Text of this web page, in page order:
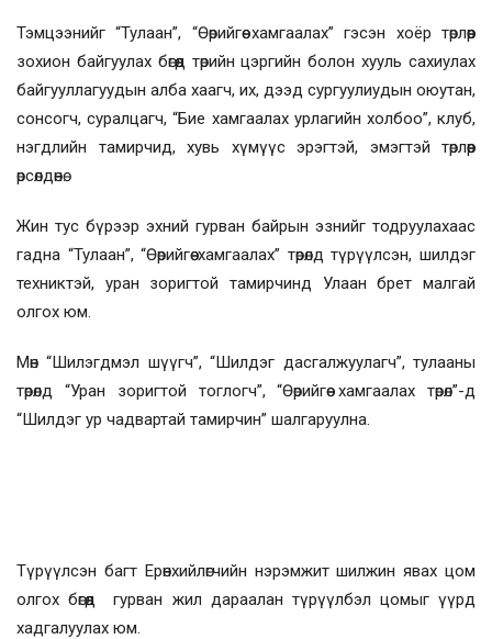
Тэмцээнийг “Тулаан”, “Өөрийгөө хамгаалах” гэсэн хоёр төрлөөр
зохион байгуулах бөгөөд төрийн цэргийн болон хууль сахиулах
байгууллагуудын алба хаагч, их, дээд сургуулиудын оюутан,
сонсогч, суралцагч, “Бие хамгаалах урлагийн холбоо”, клуб,
нэгдлийн тамирчид, хувь хүмүүс эрэгтэй, эмэгтэй төрлөөр
өрсөлдөнө.
Жин тус бүрээр эхний гурван байрын эзнийг тодруулахаас
гадна “Тулаан”, “Өөрийгөө хамгаалах” төрөлд түрүүлсэн, шилдэг
техниктэй, уран зоригтой тамирчинд Улаан брет малгай
олгох юм.
Мөн “Шилэгдмэл шүүгч”, “Шилдэг дасгалжуулагч”, тулааны
төрөлд “Уран зоригтой тоглогч”, “Өөрийгөө хамгаалах төрөл”-д
“Шилдэг ур чадвартай тамирчин” шалгаруулна.
Түрүүлсэн багт Ерөнхийлөгчийн нэрэмжит шилжин явах цом
олгох бөгөөд гурван жил дараалан түрүүлбэл цомыг үүрд
хадгалуулах юм.